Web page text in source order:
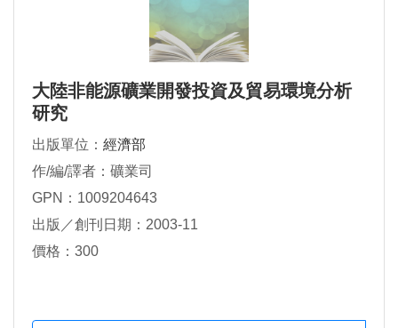
大陸非能源礦業開發投資及貿易環境分析
研究
出版單位： 經濟部
作/編/譯者：礦業司
GPN：1009204643
出版／創刊日期：2003-11
價格：300